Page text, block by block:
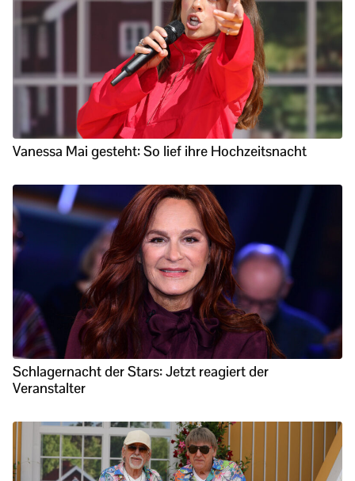
Vanessa Mai gesteht: So lief ihre Hochzeitsnacht
Schlagernacht der Stars: Jetzt reagiert der
Veranstalter